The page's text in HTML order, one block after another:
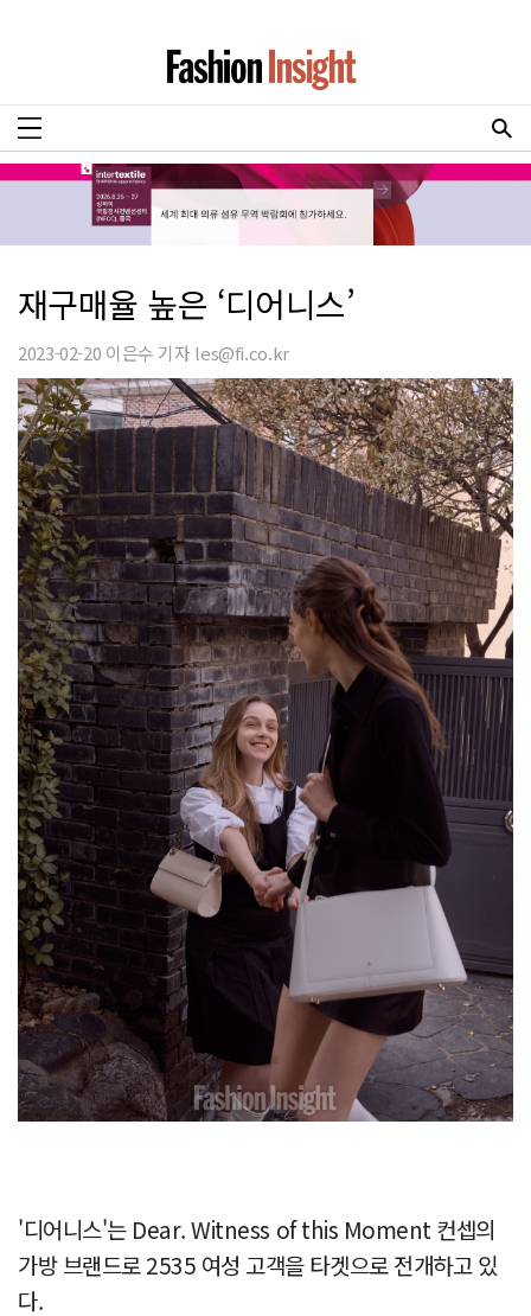
재구매율 높은 ‘디어니스’
2023-02-20 이은수 기자 les@fi.co.kr
'디어니스'는 Dear. Witness of this Moment 컨셉의
가방 브랜드로 2535 여성 고객을 타겟으로 전개하고 있
다.